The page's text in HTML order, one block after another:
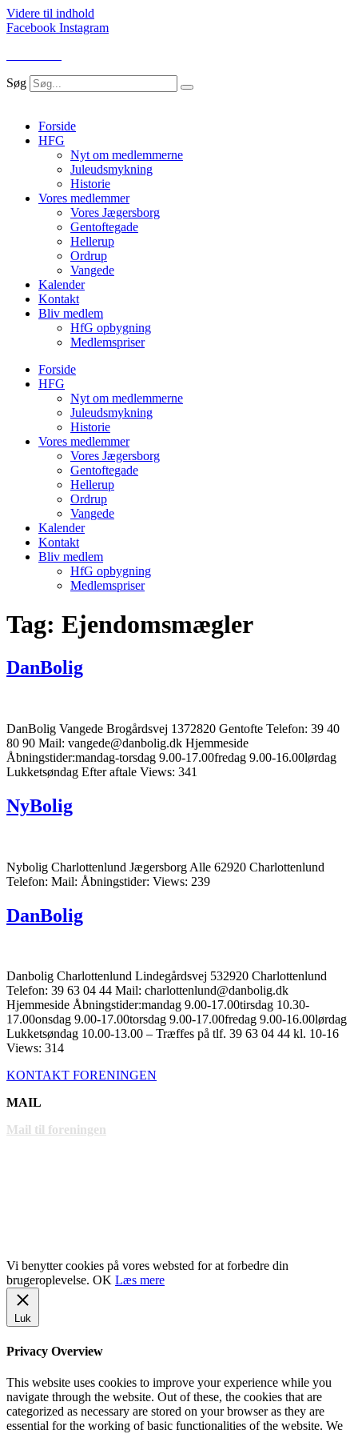
Videre til indhold
Facebook Instagram
Søg
Forside
HFG
Nyt om medlemmerne
Juleudsmykning
Historie
Vores medlemmer
Vores Jægersborg
Gentoftegade
Hellerup
Ordrup
Vangede
Kalender
Kontakt
Bliv medlem
HfG opbygning
Medlemspriser
Forside
HFG
Nyt om medlemmerne
Juleudsmykning
Historie
Vores medlemmer
Vores Jægersborg
Gentoftegade
Hellerup
Ordrup
Vangede
Kalender
Kontakt
Bliv medlem
HfG opbygning
Medlemspriser
Tag: Ejendomsmægler
DanBolig
DanBolig Vangede Brogårdsvej 1372820 Gentofte Telefon: 39 40
80 90 Mail: vangede@danbolig.dk Hjemmeside
Åbningstider:mandag-torsdag 9.00-17.00fredag 9.00-16.00lørdag
Lukketsøndag Efter aftale Views: 341
NyBolig
Nybolig Charlottenlund Jægersborg Alle 62920 Charlottenlund
Telefon: Mail: Åbningstider: Views: 239
DanBolig
Danbolig Charlottenlund Lindegårdsvej 532920 Charlottenlund
Telefon: 39 63 04 44 Mail: charlottenlund@danbolig.dk
Hjemmeside Åbningstider:mandag 9.00-17.00tirsdag 10.30-
17.00onsdag 9.00-17.00torsdag 9.00-17.00fredag 9.00-16.00lørdag
Lukketsøndag 10.00-13.00 – Træffes på tlf. 39 63 04 44 kl. 10-16
Views: 314
KONTAKT FORENINGEN
MAIL
Mail til foreningen
Vi benytter cookies på vores websted for at forbedre din
brugeroplevelse. OK Læs mere
Luk
Privacy Overview
This website uses cookies to improve your experience while you
navigate through the website. Out of these, the cookies that are
categorized as necessary are stored on your browser as they are
essential for the working of basic functionalities of the website. We